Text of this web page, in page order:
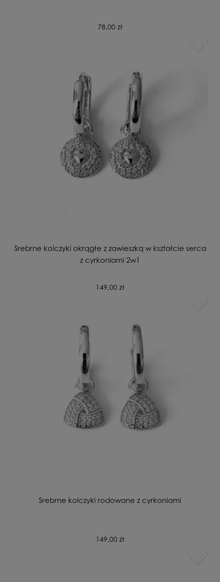
78,00 zł
Srebrne kolczyki okrągłe z zawieszką w kształcie serca
z cyrkoniami 2w1
149,00 zł
Srebrne kolczyki rodowane z cyrkoniami
149,00 zł